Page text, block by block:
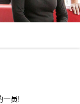
一员!